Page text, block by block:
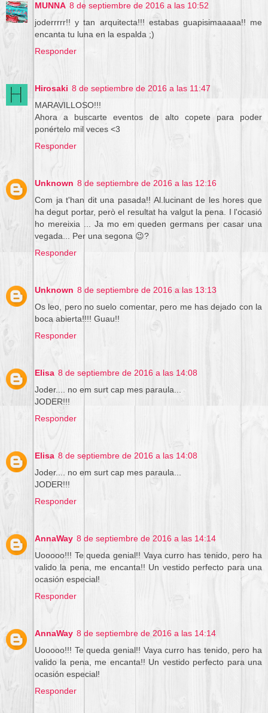
MUNNA 8 de septiembre de 2016 a las 10:52
joderrrrr!! y tan arquitecta!!! estabas guapisimaaaaa!! me
encanta tu luna en la espalda ;)
Responder
Hirosaki 8 de septiembre de 2016 a las 11:47
MARAVILLOSO!!!
Ahora a buscarte eventos de alto copete para poder
ponértelo mil veces <3
Responder
Unknown 8 de septiembre de 2016 a las 12:16
Com ja t'han dit una pasada!! Al.lucinant de les hores que
ha degut portar, però el resultat ha valgut la pena. I l'ocasió
ho mereixia ... Ja mo em queden germans per casar una
vegada... Per una segona 😉?
Responder
Unknown 8 de septiembre de 2016 a las 13:13
Os leo, pero no suelo comentar, pero me has dejado con la
boca abierta!!!! Guau!!
Responder
Elisa 8 de septiembre de 2016 a las 14:08
Joder.... no em surt cap mes paraula...
JODER!!!
Responder
Elisa 8 de septiembre de 2016 a las 14:08
Joder.... no em surt cap mes paraula...
JODER!!!
Responder
AnnaWay 8 de septiembre de 2016 a las 14:14
Uooooo!!! Te queda genial!! Vaya curro has tenido, pero ha
valido la pena, me encanta!! Un vestido perfecto para una
ocasión especial!
Responder
AnnaWay 8 de septiembre de 2016 a las 14:14
Uooooo!!! Te queda genial!! Vaya curro has tenido, pero ha
valido la pena, me encanta!! Un vestido perfecto para una
ocasión especial!
Responder